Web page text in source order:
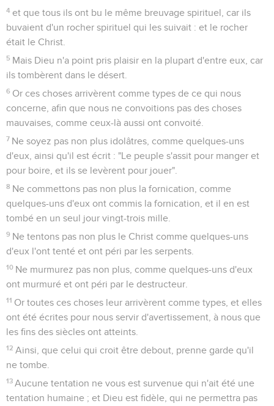
4 et que tous ils ont bu le même breuvage spirituel, car ils
buvaient d'un rocher spirituel qui les suivait : et le rocher
était le Christ.
5 Mais Dieu n'a point pris plaisir en la plupart d'entre eux, car
ils tombèrent dans le désert.
6 Or ces choses arrivèrent comme types de ce qui nous
concerne, afin que nous ne convoitions pas des choses
mauvaises, comme ceux-là aussi ont convoité.
7 Ne soyez pas non plus idolâtres, comme quelques-uns
d'eux, ainsi qu'il est écrit : "Le peuple s'assit pour manger et
pour boire, et ils se levèrent pour jouer".
8 Ne commettons pas non plus la fornication, comme
quelques-uns d'eux ont commis la fornication, et il en est
tombé en un seul jour vingt-trois mille.
9 Ne tentons pas non plus le Christ comme quelques-uns
d'eux l'ont tenté et ont péri par les serpents.
10 Ne murmurez pas non plus, comme quelques-uns d'eux
ont murmuré et ont péri par le destructeur.
11 Or toutes ces choses leur arrivèrent comme types, et elles
ont été écrites pour nous servir d'avertissement, à nous que
les fins des siècles ont atteints.
12 Ainsi, que celui qui croit être debout, prenne garde qu'il
ne tombe.
13 Aucune tentation ne vous est survenue qui n'ait été une
tentation humaine ; et Dieu est fidèle, qui ne permettra pas